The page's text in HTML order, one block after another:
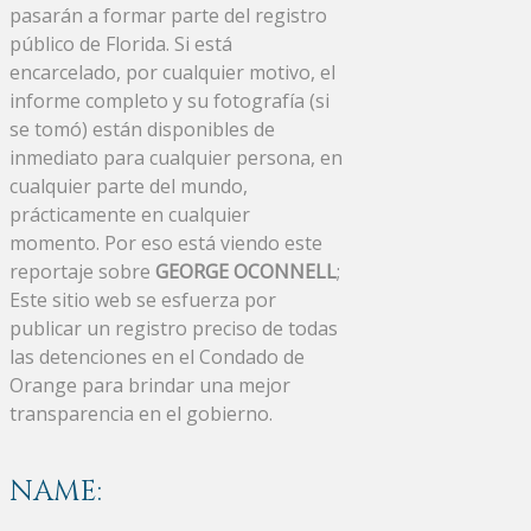
pasarán a formar parte del registro
público de Florida. Si está
encarcelado, por cualquier motivo, el
informe completo y su fotografía (si
se tomó) están disponibles de
inmediato para cualquier persona, en
cualquier parte del mundo,
prácticamente en cualquier
momento. Por eso está viendo este
reportaje sobre GEORGE OCONNELL;
Este sitio web se esfuerza por
publicar un registro preciso de todas
las detenciones en el Condado de
Orange para brindar una mejor
transparencia en el gobierno.
NAME: